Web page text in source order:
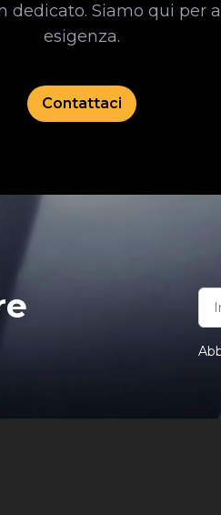
dedicato. Siamo qui per
esigenza.
Contattaci